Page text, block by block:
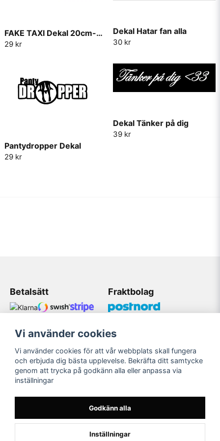
FAKE TAXI Dekal 20cm-30cm
29 kr
Dekal Hatar fan alla
30 kr
Pantydropper Dekal
29 kr
Dekal Tänker på dig
39 kr
Betalsätt Fraktbolag
Kundtjänst
Mobil: 08 509 075 83
Mail: Bildekaler@gmail.com
Öppetider 11:00-18:00
Vi använder cookies
Vi använder cookies för att vår webbplats skall fungera
och erbjuda dig bästa upplevelse. Bekräfta ditt samtycke
genom att trycka på godkänn alla eller anpassa via
inställningar
Godkänn alla
Inställningar